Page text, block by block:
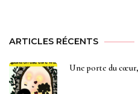
ARTICLES RÉCENTS
Une porte du